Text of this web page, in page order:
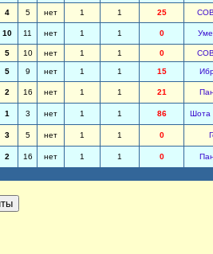
4 5 нет 1 1 25
10 11 нет 1 1 0
5 10 нет 1 1 0
5 9 нет 1 1 15
2 16 нет 1 1 21
1 3 нет 1 1 86 Шота
3 5 нет 1 1 0
2 16 нет 1 1 0